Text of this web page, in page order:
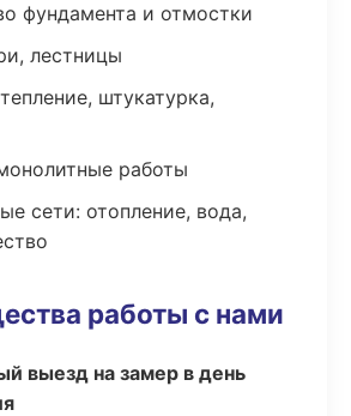
фундамента и отмостки
лестницы
штукатурка,
работы
сети: отопление, вода,
работы с нами
выезд на замер в день